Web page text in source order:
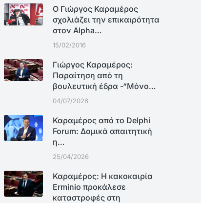
Ο Γιώργος Καραμέρος
σχολιάζει την επικαιρότητα
στον Alpha…
15/02/2016
Γιώργος Καραμέρος:
Παραίτηση από τη
βουλευτική έδρα -“Μόνο…
04/07/2026
Καραμέρος από το Delphi
Forum: Δομικά απαιτητική
η…
25/04/2026
Καραμέρος: Η κακοκαιρία
Erminio προκάλεσε
καταστροφές στη